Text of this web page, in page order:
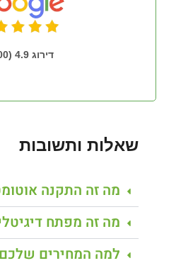
דירוג 4.9 (100+)
שאלות ותשובות
מה זה התקנה
מה זה מפתח
למה המחירים